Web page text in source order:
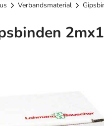
Verbandsmaterial